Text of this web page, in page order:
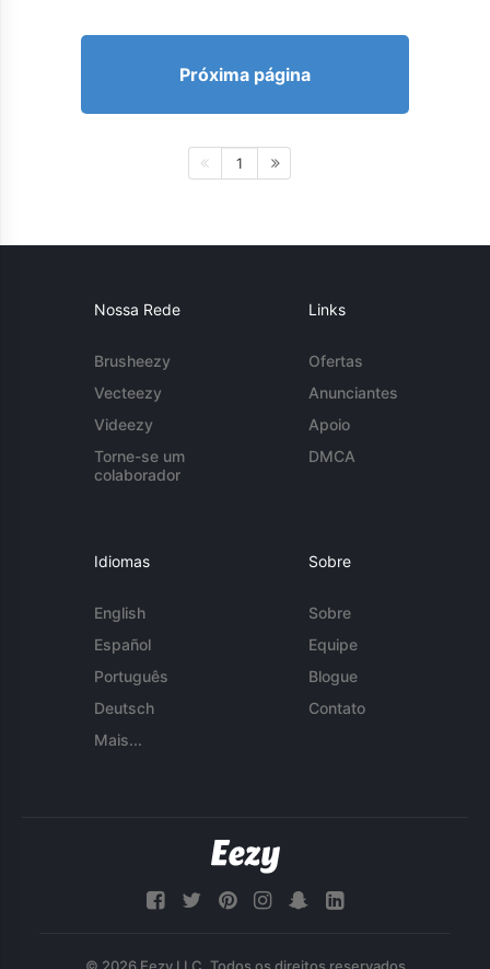
Próxima página
1
Nossa Rede
Brusheezy
Vecteezy
Videezy
Torne-se um
colaborador
Links
Ofertas
Anunciantes
Apoio
DMCA
Idiomas
English
Español
Português
Deutsch
Mais...
Sobre
Sobre
Equipe
Blogue
Contato